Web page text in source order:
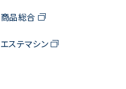
商品総合
エステマシン